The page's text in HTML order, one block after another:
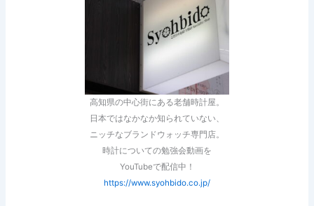
高知県の中心街にある老舗時計屋。
日本ではなかなか知られていない、
ニッチなブランドウォッチ専門店。
時計についての勉強会動画を
YouTubeで配信中！
https://www.syohbido.co.jp/